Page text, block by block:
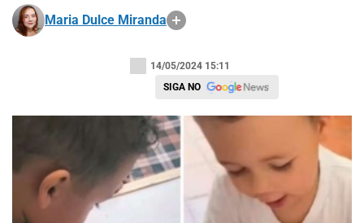
Maria Dulce Miranda
14/05/2024 15:11
SIGA NO